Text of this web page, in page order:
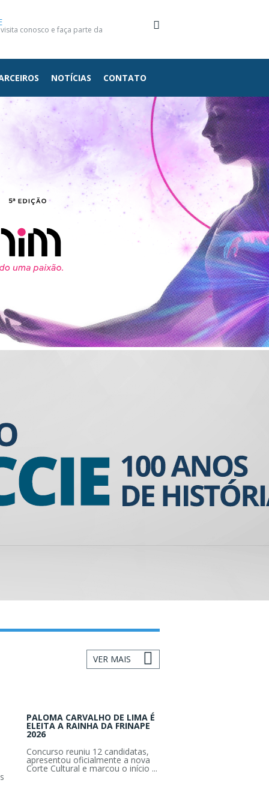
conosco e faça parte da
NOTÍCIAS CONTATO
VER MAIS
PALOMA CARVALHO DE LIMA É
ELEITA A RAINHA DA FRINAPE
2026
Concurso reuniu 12 candidatas,
apresentou oficialmente a nova
Corte Cultural e marcou o início ...